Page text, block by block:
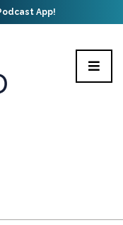
App!